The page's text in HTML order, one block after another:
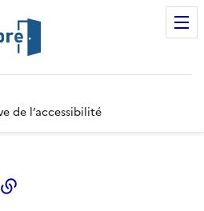
de l’accessibilité
Twitter)